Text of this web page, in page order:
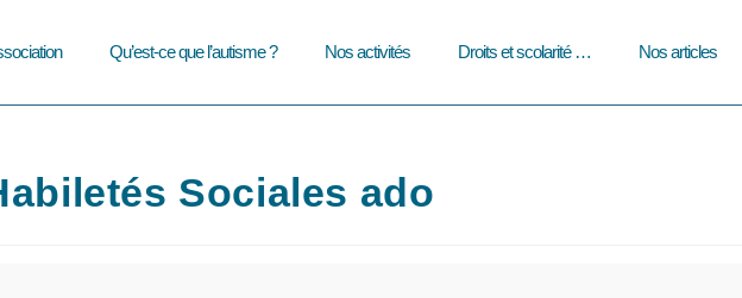
Qu’est-ce que l’autisme ? Nos activités Droits et scolarité … Nos articles
Sociales ado